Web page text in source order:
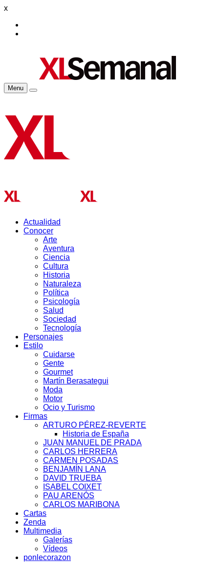
x
Menu
Actualidad
Conocer
Arte
Aventura
Ciencia
Cultura
Historia
Naturaleza
Política
Psicología
Salud
Sociedad
Tecnología
Personajes
Estilo
Cuidarse
Gente
Gourmet
Martín Berasategui
Moda
Motor
Ocio y Turismo
Firmas
ARTURO PÉREZ-REVERTE
Historia de España
JUAN MANUEL DE PRADA
CARLOS HERRERA
CARMEN POSADAS
BENJAMÍN LANA
DAVID TRUEBA
ISABEL COIXET
PAU ARENÓS
CARLOS MARIBONA
Cartas
Zenda
Multimedia
Galerías
Vídeos
ponlecorazon